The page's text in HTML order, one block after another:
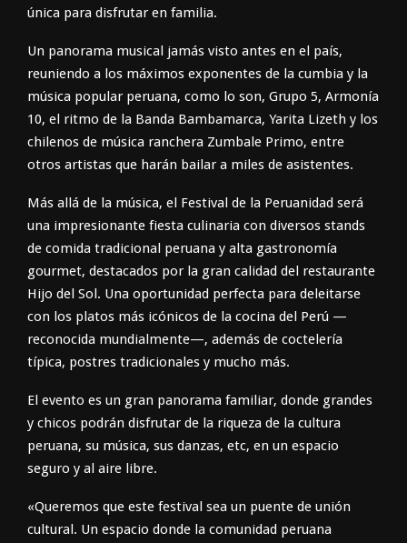
única para disfrutar en familia.
Un panorama musical jamás visto antes en el país,
reuniendo a los máximos exponentes de la cumbia y la
música popular peruana, como lo son, Grupo 5, Armonía
10, el ritmo de la Banda Bambamarca, Yarita Lizeth y los
chilenos de música ranchera Zumbale Primo, entre
otros artistas que harán bailar a miles de asistentes.
Más allá de la música, el Festival de la Peruanidad será
una impresionante fiesta culinaria con diversos stands
de comida tradicional peruana y alta gastronomía
gourmet, destacados por la gran calidad del restaurante
Hijo del Sol. Una oportunidad perfecta para deleitarse
con los platos más icónicos de la cocina del Perú —
reconocida mundialmente—, además de coctelería
típica, postres tradicionales y mucho más.
El evento es un gran panorama familiar, donde grandes
y chicos podrán disfrutar de la riqueza de la cultura
peruana, su música, sus danzas, etc, en un espacio
seguro y al aire libre.
«Queremos que este festival sea un puente de unión
cultural. Un espacio donde la comunidad peruana